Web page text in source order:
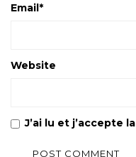
Email*
Website
J’ai lu et j’accepte la